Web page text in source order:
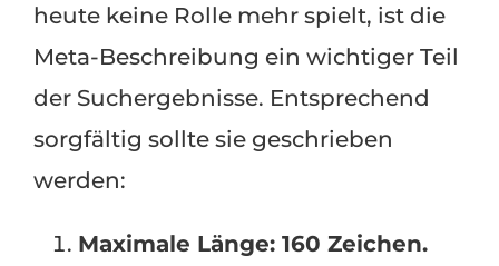
heute keine Rolle mehr spielt, ist die
Meta-Beschreibung ein wichtiger Teil
der Suchergebnisse. Entsprechend
sorgfältig sollte sie geschrieben
werden:
Maximale Länge: 160 Zeichen.